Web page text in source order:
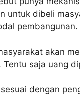
untuk dibeli
pembangunan.
akan
saja uang
dengan